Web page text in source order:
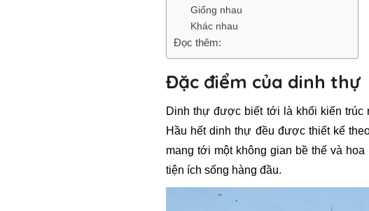
Giống nhau
Khác nhau
Đọc thêm:
Đặc điểm của dinh thự
Dinh thự được biết tới là khối kiến
Hầu hết dinh thự đều được thiết kế
mang tới một không gian bề thế và
tiện ích sống hàng đầu.